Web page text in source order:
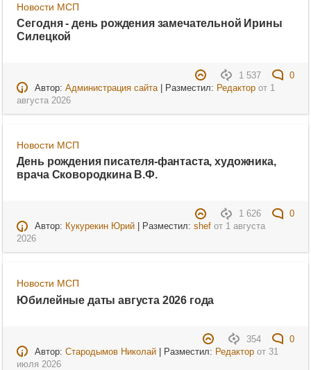
Новости МСП
Сегодня - день рождения замечательной Ирины
Силецкой
1 537
0
Автор: Администрация сайта| Разместил: Редакторот 1
августа 2026
Новости МСП
День рождения писателя-фантаста, художника,
врача Сковородкина В.Ф.
1 626
0
Автор: Кукурекин Юрий| Разместил: shefот 1 августа
2026
Новости МСП
Юбилейные даты августа 2026 года
354
0
Автор: Стародымов Николай| Разместил: Редакторот 31
июля 2026